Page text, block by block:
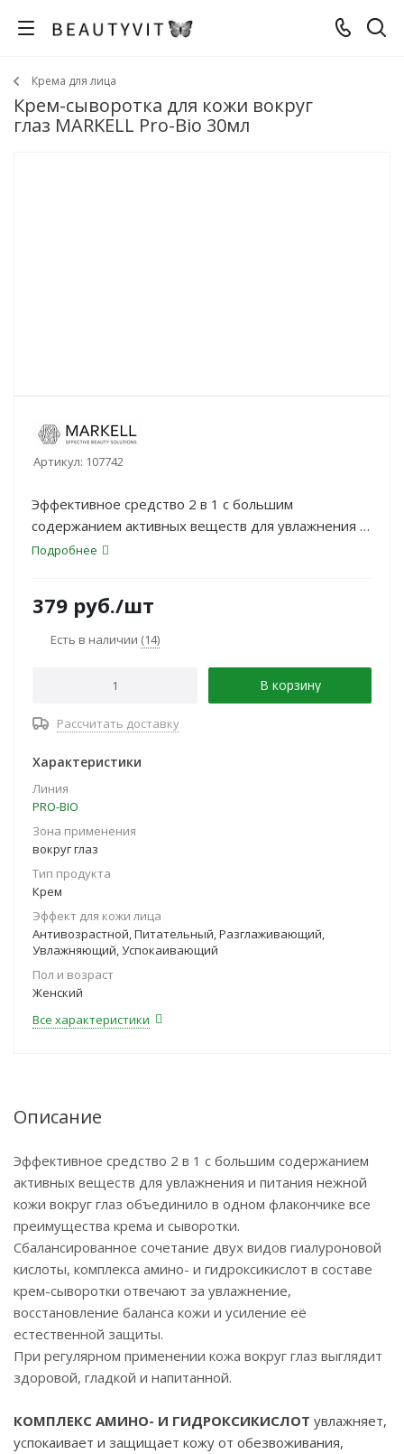
Крема для лица
Крем-сыворотка для кожи вокруг
глаз MARKELL Pro-Bio 30мл
Артикул: 107742
Эффективное средство 2 в 1 с большим
содержанием активных веществ для увлажнения и
питания нежной кожи вокруг глаз объединило в
Подробнее
379 руб./шт
Есть в наличии (14)
В корзину
Рассчитать доставку
Характеристики
Линия
PRO-BIO
Зона применения
вокруг глаз
Тип продукта
Крем
Эффект для кожи лица
Антивозрастной, Питательный, Разглаживающий,
Увлажняющий, Успокаивающий
Пол и возраст
Женский
Все характеристики
Описание
Эффективное средство 2 в 1 с большим содержанием
активных веществ для увлажнения и питания нежной
кожи вокруг глаз объединило в одном флакончике все
преимущества крема и сыворотки.
Сбалансированное сочетание двух видов гиалуроновой
кислоты, комплекса амино- и гидроксикислот в составе
крем-сыворотки отвечают за увлажнение,
восстановление баланса кожи и усиление её
естественной защиты.
При регулярном применении кожа вокруг глаз выглядит
здоровой, гладкой и напитанной.
КОМПЛЕКС АМИНО- И ГИДРОКСИКИСЛОТ увлажняет,
успокаивает и защищает кожу от обезвоживания,